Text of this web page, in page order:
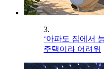
3.
‘아파도 집에서
주택이라 어려워